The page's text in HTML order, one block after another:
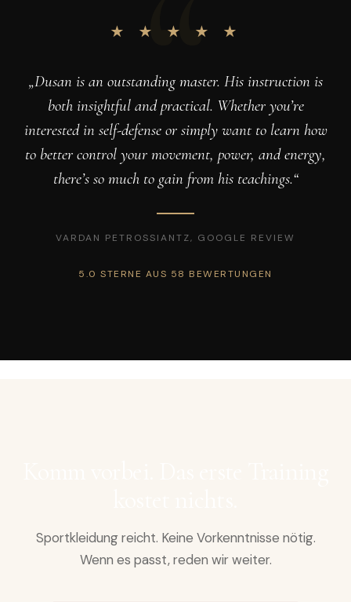
★ ★ ★ ★ ★
„Dusan is an outstanding master. His instruction is
both insightful and practical. Whether you’re
interested in self-defense or simply want to learn how
to better control your movement, power, and energy,
there’s so much to gain from his teachings.“
VARDAN PETROSSIANTZ, GOOGLE REVIEW
5.0 STERNE AUS 58 BEWERTUNGEN
Sportkleidung reicht. Keine Vorkenntnisse nötig.
Wenn es passt, reden wir weiter.